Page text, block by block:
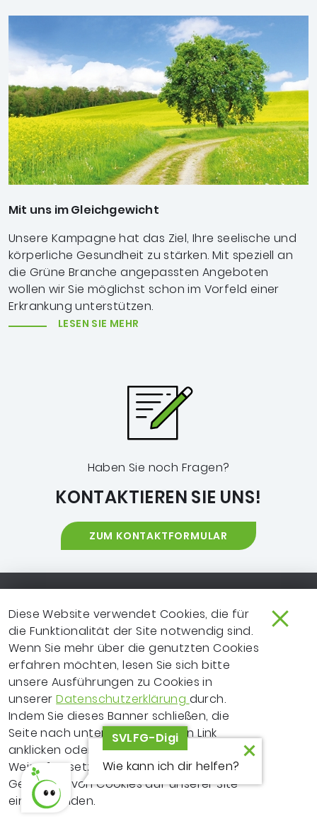
Diese Website verwendet Cookies, die für
die Funktionalität der Site notwendig sind.
Wenn Sie mehr über die genutzten Cookies
erfahren möchten, lesen Sie sich bitte
unsere Ausführungen zu Cookies in
unsererDatenschutzerklärung durch.
Indem Sie dieses Banner schließen, die
Seite nach unten scrollen, einen Link
anklicken oder Ihre Recherche auf andere
Weise fortsetzen, erklären Sie sich mit dem
Gebrauch von Cookies auf unserer Site
einverstanden.
Mit uns im Gleichgewicht
Unsere Kampagne hat das Ziel, Ihre seelische und
körperliche Gesundheit zu stärken. Mit speziell an
die Grüne Branche angepassten Angeboten
wollen wir Sie möglichst schon im Vorfeld einer
Erkrankung unterstützen.
LESEN SIE MEHR
Haben Sie noch Fragen?
KONTAKTIEREN SIE UNS!
ZUM KONTAKTFORMULAR
Copyrighthinweis
© 2026 Sozialversicherung für Landwirtschaft, Forsten
und Gartenbau (SVLFG)
SO ERREICHEN SIE UNS
EXTRANET
IMPRESSUM
NEWSLETTER
LEICHTE SPRACHE
DATENSCHUTZ
FRAGEN ZUR WEBSITE?
VERTRAGSPARTNER
ERKLÄRUNG ZUR
BARRIEREFREIHEITSVLFG-Digi
Wie kann ich dir helfen?